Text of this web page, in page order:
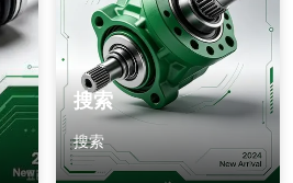
搜索
搜索